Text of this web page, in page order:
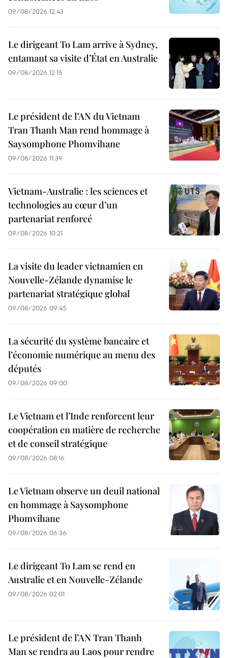
09/08/2026 12:43
Le dirigeant To Lam arrive à Sydney,
entamant sa visite d’État en Australie
09/08/2026 12:15
Le président de l’AN du Vietnam
Tran Thanh Man rend hommage à
Saysomphone Phomvihane
09/08/2026 11:39
Vietnam-Australie : les sciences et
technologies au cœur d’un
partenariat renforcé
09/08/2026 10:21
La visite du leader vietnamien en
Nouvelle-Zélande dynamise le
partenariat stratégique global
09/08/2026 09:45
La sécurité du système bancaire et
l’économie numérique au menu des
députés
09/08/2026 09:00
Le Vietnam et l’Inde renforcent leur
coopération en matière de recherche
et de conseil stratégique
09/08/2026 08:16
Le Vietnam observe un deuil national
en hommage à Saysomphone
Phomvihane
09/08/2026 06:36
Le dirigeant To Lam se rend en
Australie et en Nouvelle-Zélande
09/08/2026 02:01
Le président de l’AN Tran Thanh
Man se rendra au Laos pour rendre